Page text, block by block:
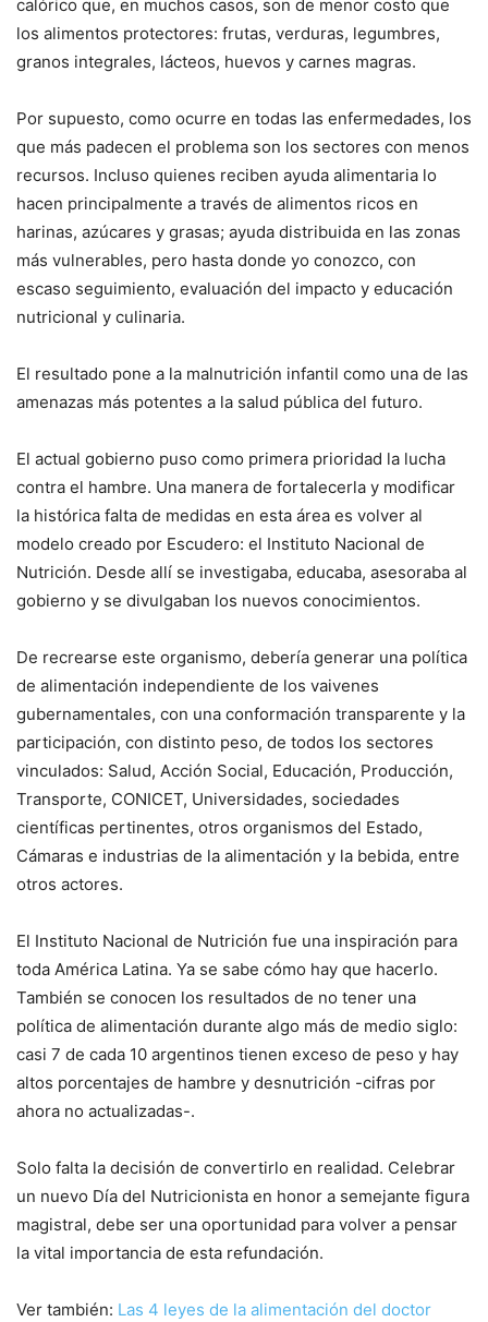
calórico que, en muchos casos, son de menor costo que
los alimentos protectores: frutas, verduras, legumbres,
granos integrales, lácteos, huevos y carnes magras.
Por supuesto, como ocurre en todas las enfermedades, los
que más padecen el problema son los sectores con menos
recursos. Incluso quienes reciben ayuda alimentaria lo
hacen principalmente a través de alimentos ricos en
harinas, azúcares y grasas; ayuda distribuida en las zonas
más vulnerables, pero hasta donde yo conozco, con
escaso seguimiento, evaluación del impacto y educación
nutricional y culinaria.
El resultado pone a la malnutrición infantil como una de las
amenazas más potentes a la salud pública del futuro.
El actual gobierno puso como primera prioridad la lucha
contra el hambre. Una manera de fortalecerla y modificar
la histórica falta de medidas en esta área es volver al
modelo creado por Escudero: el Instituto Nacional de
Nutrición. Desde allí se investigaba, educaba, asesoraba al
gobierno y se divulgaban los nuevos conocimientos.
De recrearse este organismo, debería generar una política
de alimentación independiente de los vaivenes
gubernamentales, con una conformación transparente y la
participación, con distinto peso, de todos los sectores
vinculados: Salud, Acción Social, Educación, Producción,
Transporte, CONICET, Universidades, sociedades
científicas pertinentes, otros organismos del Estado,
Cámaras e industrias de la alimentación y la bebida, entre
otros actores.
El Instituto Nacional de Nutrición fue una inspiración para
toda América Latina. Ya se sabe cómo hay que hacerlo.
También se conocen los resultados de no tener una
política de alimentación durante algo más de medio siglo:
casi 7 de cada 10 argentinos tienen exceso de peso y hay
altos porcentajes de hambre y desnutrición -cifras por
ahora no actualizadas-.
Solo falta la decisión de convertirlo en realidad. Celebrar
un nuevo Día del Nutricionista en honor a semejante figura
magistral, debe ser una oportunidad para volver a pensar
la vital importancia de esta refundación.
Ver también: Las 4 leyes de la alimentación del doctor